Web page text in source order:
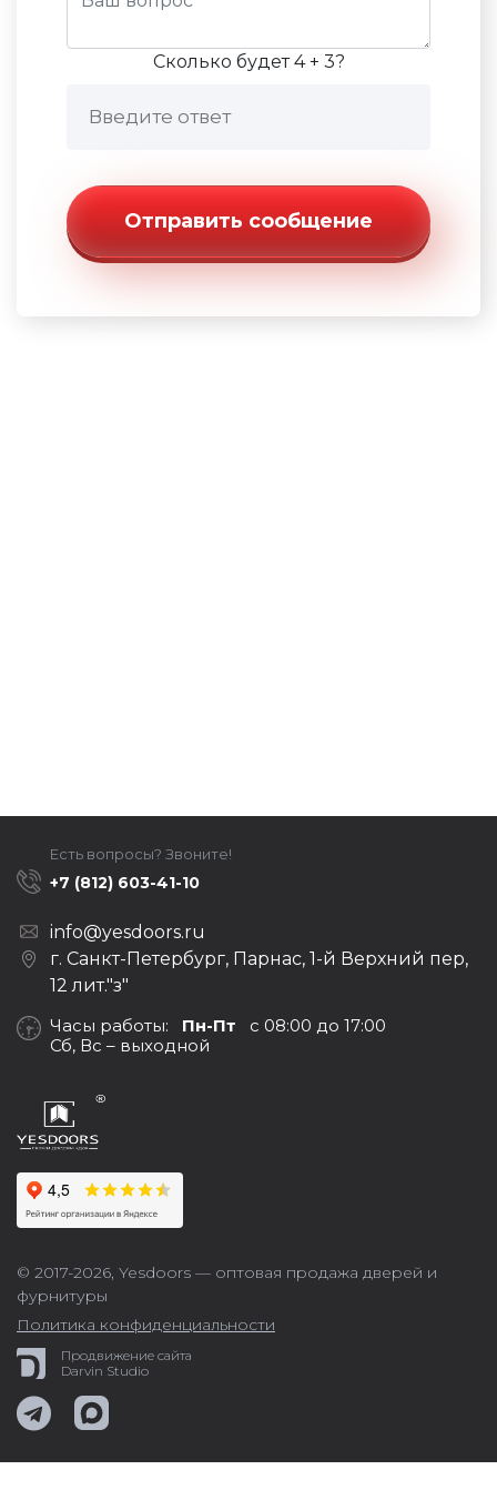
Сколько будет 4 + 3?
Отправить сообщение
© 2017-2026, Yesdoors — оптовая продажа дверей и
фурнитуры
Политика конфиденциальности
Продвижение сайта
Darvin Studio
Есть вопросы? Звоните!
+7 (812) 603-41-10
info@yesdoors.ru
г. Санкт-Петербург, Парнас, 1-й Верхний пер,
12 лит."з"
Часы работы: Пн-Пт с 08:00 до 17:00
Сб, Вс – выходной